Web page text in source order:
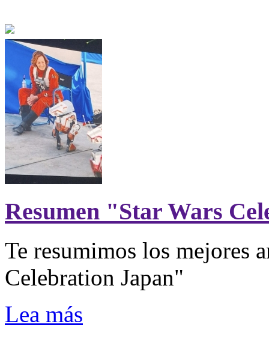
Resumen "Star Wars
Te resumimos los mejores
Celebration Japan"
Lea más